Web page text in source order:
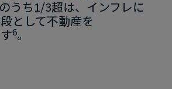
うち1/3超は、​インフレに​
と​して​不動産を​
6。